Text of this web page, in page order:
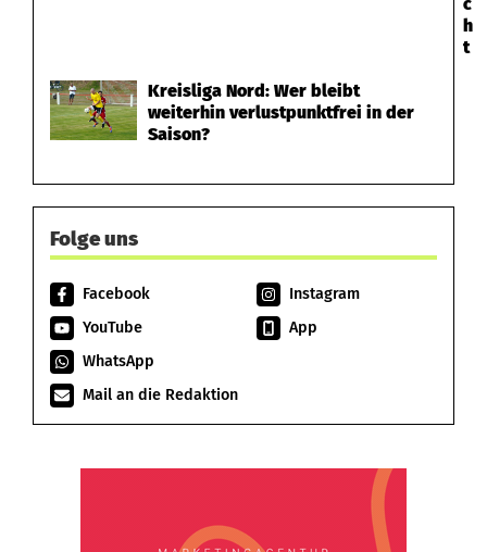
h
t
Kreisliga Nord: Wer bleibt
weiterhin verlustpunktfrei in der
Saison?
Folge uns
Facebook
Instagram
YouTube
App
WhatsApp
Mail an die Redaktion